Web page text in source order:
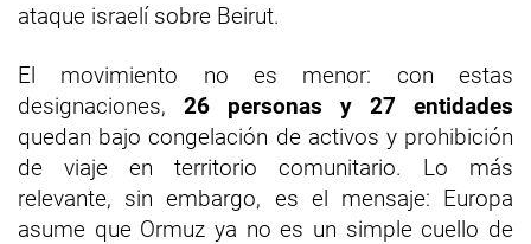
ataque israelí sobre Beirut.
El movimiento no es menor: con estas
designaciones, 26 personas y 27 entidades
quedan bajo congelación de activos y prohibición
de viaje en territorio comunitario. Lo más
relevante, sin embargo, es el mensaje: Europa
asume que Ormuz ya no es un simple cuello de